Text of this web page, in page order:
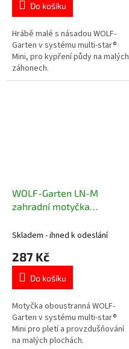
Do košíku
Hrábě malé s násadou WOLF-
Garten v systému multi-star®
Mini, pro kypření půdy na malých
záhonech.
WOLF-Garten LN-M
zahradní motyčka
Skladem - ihned k odeslání
287 Kč
Do košíku
Motyčka oboustranná WOLF-
Garten v systému multi-star®
Mini pro pletí a provzdušňování
na malých plochách.